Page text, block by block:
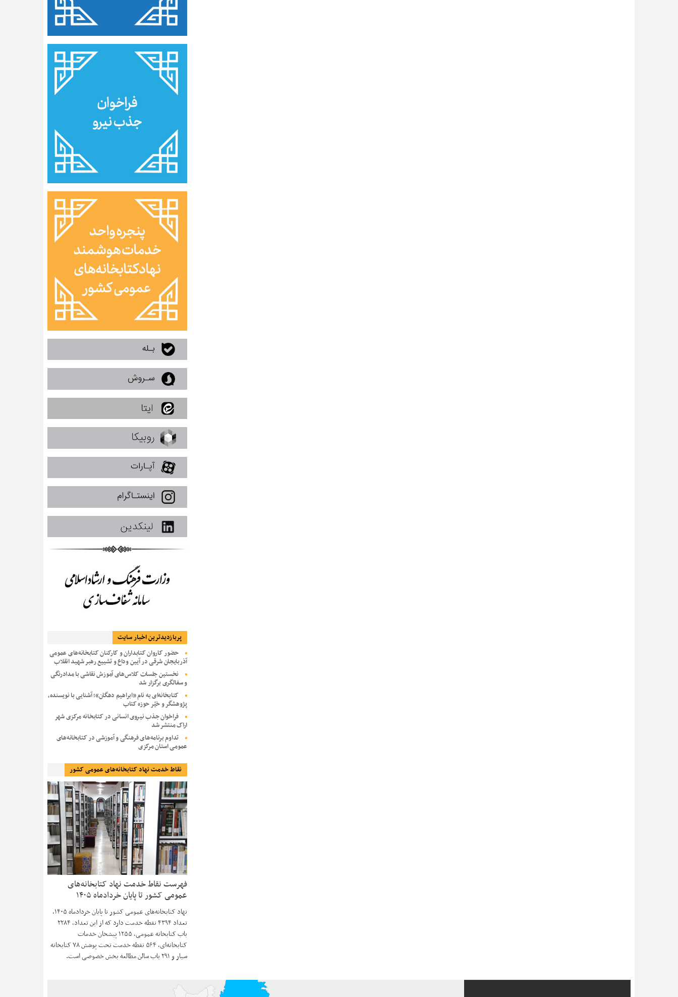
پربازديدترين اخبار سایت
حضور کاروان کتابداران و کارکنان کتابخانه‌های عمومی
آذربایجان شرقی در آیین وداع و تشییع رهبر شهید انقلاب
نخستین جلسات کلاس‌های آموزش نقاشی با مدادرنگی
و سفالگری برگزار شد
کتابخانه‌ای به نام «ابراهیم دهگان»؛ آشنایی با نویسنده،
پژوهشگر و خیّر حوزه کتاب
فراخوان جذب نیروی انسانی در کتابخانه مرکزی شهر
اراک منتشر شد
تداوم برنامه‌های فرهنگی و آموزشی در کتابخانه‌های
عمومی استان مرکزی
نقاط خدمت نهاد کتابخانه‌های عمومی کشور
فهرست نقاط خدمت نهاد کتابخانه‌های
عمومی کشور تا پایان خردادماه ۱۴۰۵
نهاد کتابخانه‌های عمومی کشور تا پایان خردادماه ۱۴۰۵،
تعداد ۴۳۹۴ نقطه خدمت دارد که از این تعداد، ۲۲۸۴
باب کتابخانه عمومی، ۱۲۵۵ پیشخان خدمات
کتابخانه‌ای، ۵۶۴ نقطه خدمت تحت پوشش ۷۸ کتابخانه
سیار و ۲۹۱ باب سالن مطالعه بخش خصوصی است.